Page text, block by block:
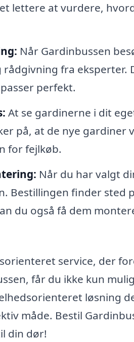
lettere at vurdere,
Når Gardinbussen
fra eksperter.
perfekt.
At se gardinerne i dit
på, at de nye gardiner
for fejlkøb.
Når du har valgt
Bestillingen finder sted
du også få dem
service, der
får du ikke kun
løsning
måde. Bestil
din dør!